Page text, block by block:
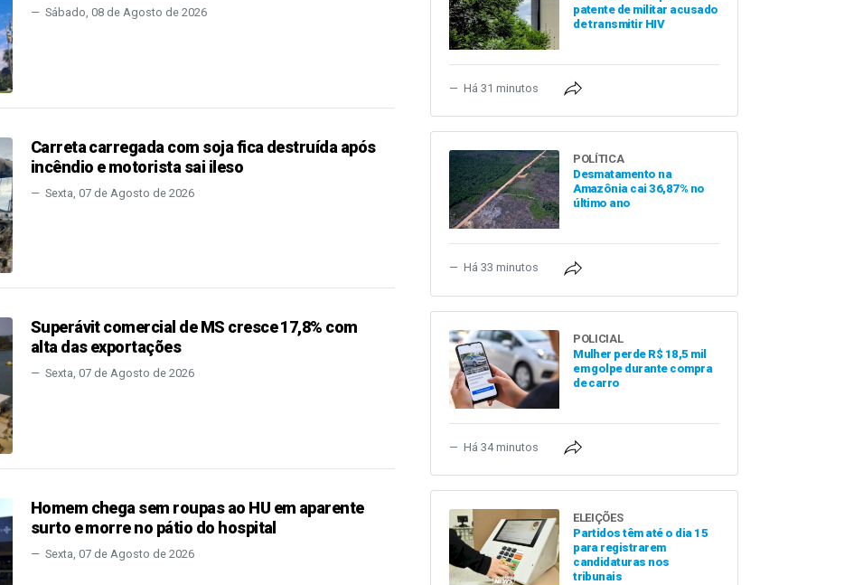
Sábado, 08 de Agosto de 2026
Carreta carregada com soja fica destruída após
incêndio e motorista sai ileso
Sexta, 07 de Agosto de 2026
Superávit comercial de MS cresce 17,8% com
alta das exportações
Sexta, 07 de Agosto de 2026
Homem chega sem roupas ao HU em aparente
surto e morre no pátio do hospital
Sexta, 07 de Agosto de 2026
patente de militar acusado
de transmitir HIV
Há 31 minutos
POLÍTICA
Desmatamento na
Amazônia cai 36,87% no
último ano
Há 33 minutos
POLICIAL
Mulher perde R$ 18,5 mil
em golpe durante compra
de carro
Há 34 minutos
ELEIÇÕES
Partidos têm até o dia 15
para registrarem
candidaturas nos
tribunais